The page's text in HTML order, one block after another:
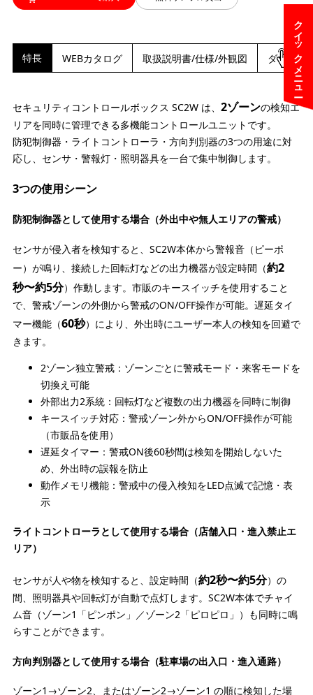
クイックメニュー
特長 WEBカタログ 取扱説明書/仕様/外観図 ダウンロ
セキュリティコントロールボックス SC2W は、 2ゾーンの検知エ
リアを同時に管理できる多機能コントロールユニットです。
防犯制御器・ライトコントローラ・方向判別器の3つの用途に対
応し、センサ・警報灯・照明器具を一台で集中制御します。
3つの使用シーン
防犯制御器として使用する場合（外出中や無人エリアの警戒）
センサが侵入者を検知すると、SC2W本体から警報音（ピーポ
ー）が鳴り、接続した回転灯などの出力機器が設定時間（約2
秒〜約5分）作動します。市販のキースイッチを使用すること
で、警戒ゾーンの外側から警戒のON/OFF操作が可能。遅延タイ
マー機能（60秒）により、外出時にユーザー本人の検知を回避で
きます。
2ゾーン独立警戒：ゾーンごとに警戒モード・来客モードを
切換え可能
外部出力2系統：回転灯など複数の出力機器を同時に制御
キースイッチ対応：警戒ゾーン外からON/OFF操作が可能
（市販品を使用）
遅延タイマー：警戒ON後60秒間は検知を開始しないた
め、外出時の誤報を防止
動作メモリ機能：警戒中の侵入検知をLED点滅で記憶・表
示
ライトコントローラとして使用する場合（店舗入口・進入禁止エ
リア）
センサが人や物を検知すると、設定時間（約2秒〜約5分）の
間、照明器具や回転灯が自動で点灯します。SC2W本体でチャイ
ム音（ゾーン1「ピンポン」／ゾーン2「ピロピロ」）も同時に鳴
らすことができます。
方向判別器として使用する場合（駐車場の出入口・進入通路）
ゾーン1→ゾーン2、またはゾーン2→ゾーン1 の順に検知した場